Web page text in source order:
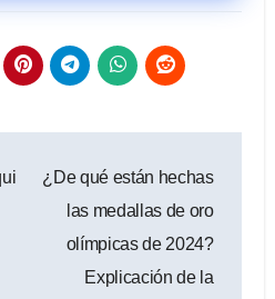
¿De qué están hechas
las medallas de oro
olímpicas de 2024?
Explicación de la